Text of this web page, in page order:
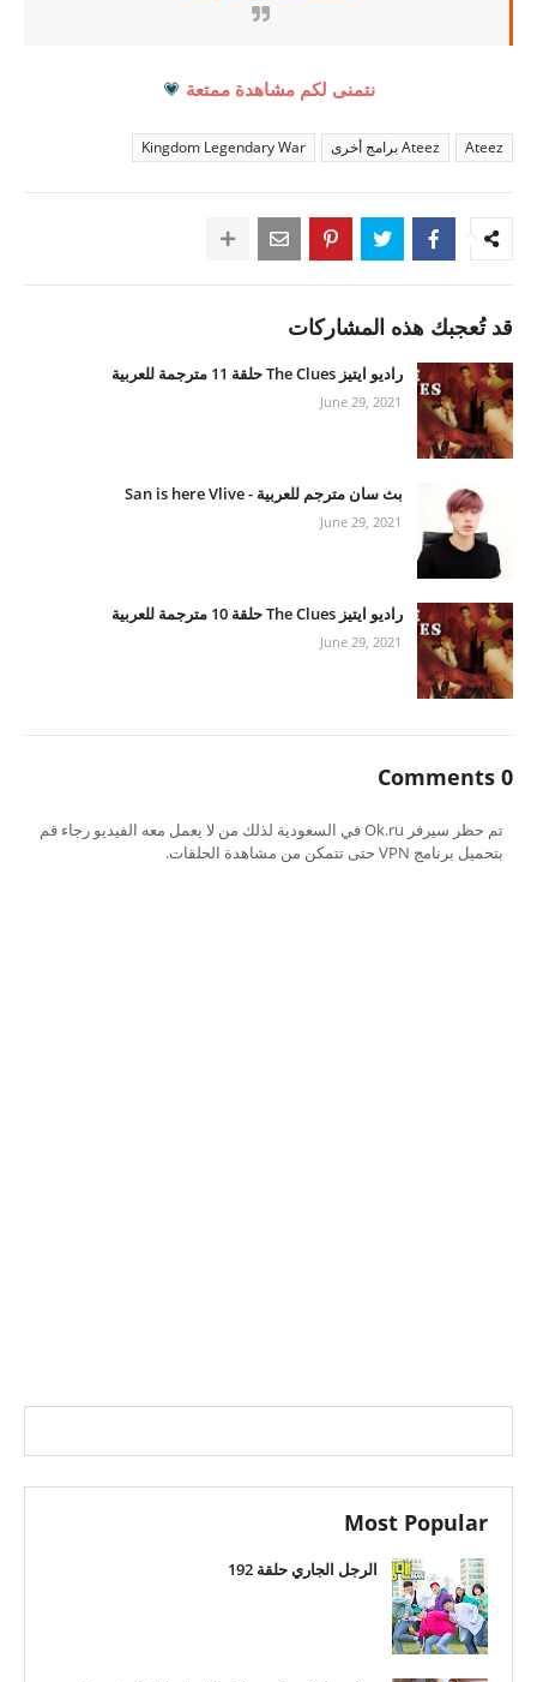
نتمنى لكم مشاهدة ممتعة 💗
Ateez Ateez برامج أخرى Kingdom Legendary War
قد تُعجبك هذه المشاركات
راديو ايتيز The Clues حلقة 11 مترجمة للعربية
June 29, 2021
بث سان مترجم للعربية - San is here Vlive
June 29, 2021
راديو ايتيز The Clues حلقة 10 مترجمة للعربية
June 29, 2021
0 Comments
تم حظر سيرفر Ok.ru في السعودية لذلك من لا يعمل معه الفيديو رجاء قم
بتحميل برنامج VPN حتى تتمكن من مشاهدة الحلقات.
Most Popular
الرجل الجاري حلقة 192